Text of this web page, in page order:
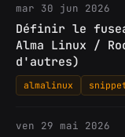
mar 30 jun 2026
Définir le
Alma Linux /
d'autres)
almalinux
ven 29 mai 2026